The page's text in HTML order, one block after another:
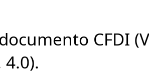
CFDI
4.0).